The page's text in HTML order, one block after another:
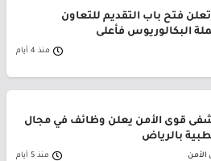
فتح باب التقديم للتعاون
البكالوريوس فأعلى
منذ 4 أيام
قوى الأمن يعلن وظائف في مجال
بالرياض
منذ 5 أيام